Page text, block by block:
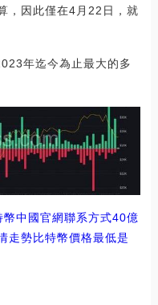
，因此僅在4月22日，就
年迄今為止最大的多
中國官網聯系方式40億
走勢比特幣價格最低是